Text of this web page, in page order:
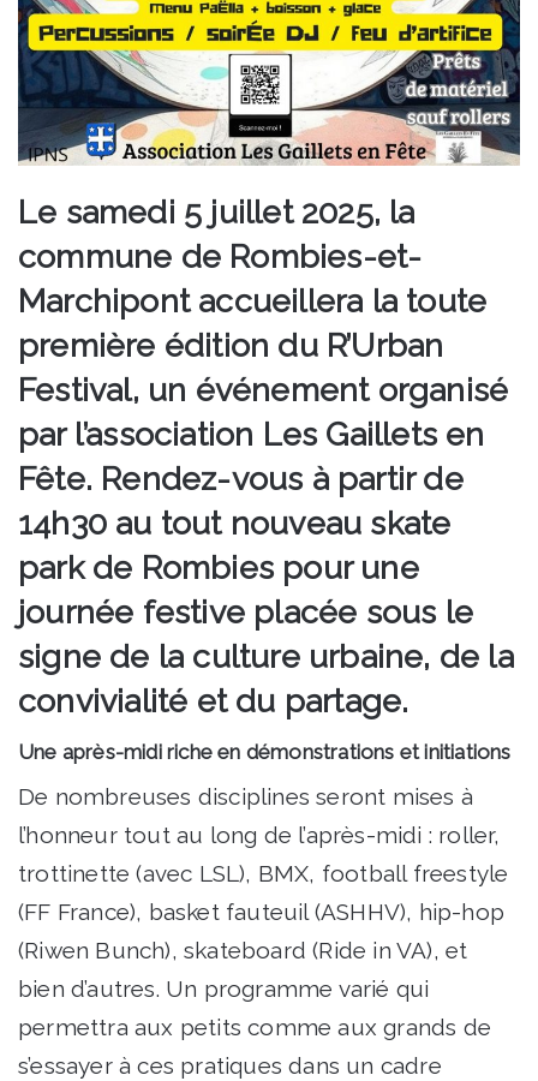
Le samedi 5 juillet 2025, la
commune de Rombies-et-
Marchipont accueillera la toute
première édition du R’Urban
Festival, un événement organisé
par l’association Les Gaillets en
Fête. Rendez-vous à partir de
14h30 au tout nouveau skate
park de Rombies pour une
journée festive placée sous le
signe de la culture urbaine, de la
convivialité et du partage.
Une après-midi riche en démonstrations et initiations
De nombreuses disciplines seront mises à
l’honneur tout au long de l’après-midi : roller,
trottinette (avec LSL), BMX, football freestyle
(FF France), basket fauteuil (ASHHV), hip-hop
(Riwen Bunch), skateboard (Ride in VA), et
bien d’autres. Un programme varié qui
permettra aux petits comme aux grands de
s’essayer à ces pratiques dans un cadre